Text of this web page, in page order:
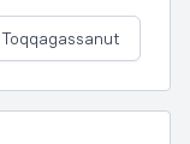
Toqqagassanut